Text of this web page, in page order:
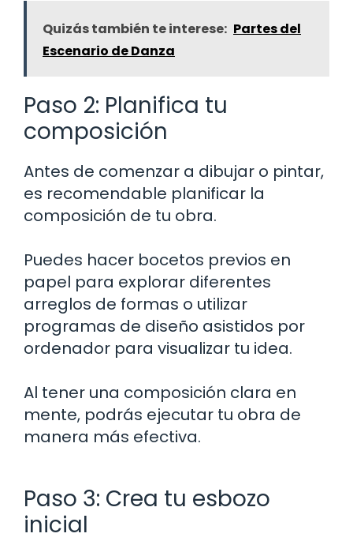
Quizás también te interese: Partes del
Escenario de Danza
Paso 2: Planifica tu
composición
Antes de comenzar a dibujar o pintar,
es recomendable planificar la
composición de tu obra.
Puedes hacer bocetos previos en
papel para explorar diferentes
arreglos de formas o utilizar
programas de diseño asistidos por
ordenador para visualizar tu idea.
Al tener una composición clara en
mente, podrás ejecutar tu obra de
manera más efectiva.
Paso 3: Crea tu esbozo
inicial